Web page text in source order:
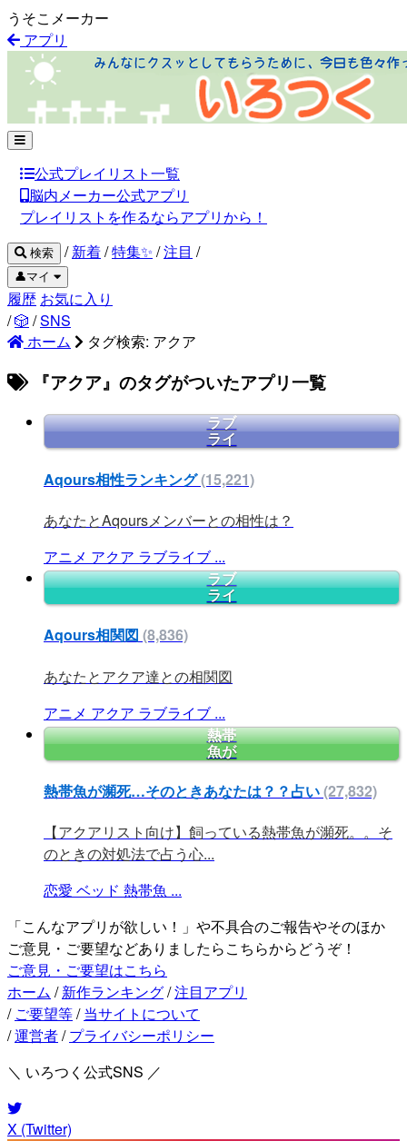
うそこメーカー
アプリ
公式プレイリスト一覧
脳内メーカー公式アプリ
プレイリストを作るならアプリから！
検索 / 新着/特集✨ /注目 /
👤マイ
履歴 お気に入り
/🎲 /SNS
ホーム
タグ検索: アクア
『アクア』のタグがついたアプリ一覧
ラブ
ライ
Aqours相性ランキング(15,221)
あなたとAqoursメンバーとの相性は？
アニメ アクア ラブライブ ...
ラブ
ライ
Aqours相関図 (8,836)
あなたとアクア達との相関図
アニメ アクア ラブライブ ...
熱帯
魚が
熱帯魚が瀕死…そのときあなたは？？占い(27,832)
【アクアリスト向け】飼っている熱帯魚が瀕死。。そ
のときの対処法で占う心...
恋愛 ベッド 熱帯魚 ...
「こんなアプリが欲しい！」や不具合のご報告やそのほか
ご意見・ご要望などありましたらこちらからどうぞ！
ご意見・ご要望はこちら
ホーム / 新作ランキング/注目アプリ
/ ご要望等/ 当サイトについて
/運営者/ プライバシーポリシー
＼ いろつく公式SNS ／
X (Twitter)